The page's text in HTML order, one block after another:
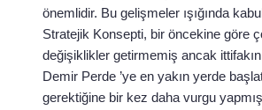
önemlidir. Bu gelişmeler ışığında
Stratejik Konsepti, bir öncekine göre
değişiklikler getirmemiş ancak
Demir Perde ’ye en yakın yerde
gerektiğine bir kez daha vurgu